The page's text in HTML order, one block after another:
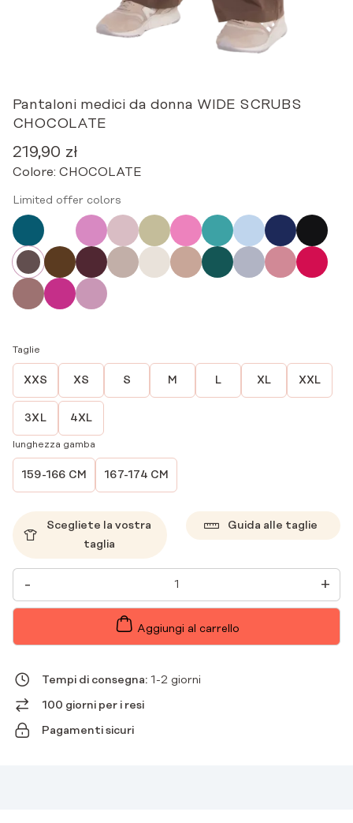
Pantaloni medici da donna WIDE SCRUBS
CHOCOLATE
219,90 zł
Colore: CHOCOLATE
Limited offer colors
Taglie
XXS XS S M L XL XXL
3XL 4XL
lunghezza gamba
159-166 CM 167-174 CM
Scegliete la vostra
taglia
Guida alle taglie
-
PANTALONI
MEDICI
DA
DONNA
+
Aggiungi al carrello
Tempi di consegna: 1-2 giorni
100 giorni per i resi
Pagamenti sicuri